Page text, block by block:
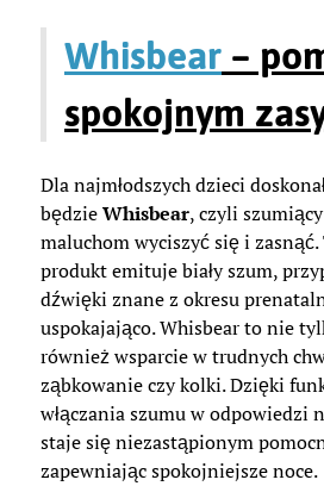
Whisbear –
spokojnym
Dla najmłodszych dzieci
będzieWhisbear, czyli
maluchom wyciszyć się i
produkt emituje biały szum,
dźwięki znane z okresu
uspokajająco. Whisbear to nie
również wsparcie w trudnych
ząbkowanie czy kolki. Dzięki
włączania szumu w odpowiedzi
staje się niezastąpionym
zapewniając spokojniejsze noce.